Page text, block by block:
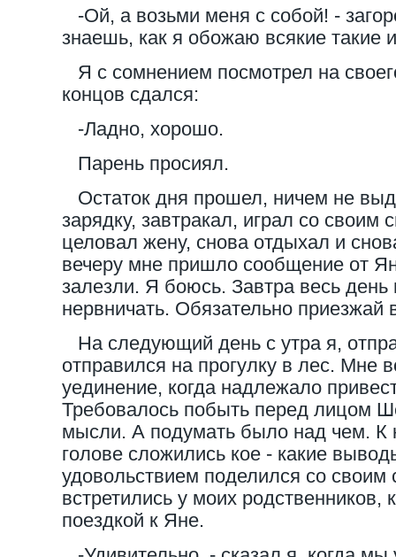
-Ой, а возьми меня с собой! -
знаешь, как я обожаю всякие такие
Я с сомнением посмотрел на
концов сдался:
-Ладно, хорошо.
Парень просиял.
Остаток дня прошел, ничем не
зарядку, завтракал, играл со
целовал жену, снова отдыхал и
вечеру мне пришло сообщение от
залезли. Я боюсь. Завтра весь день
нервничать. Обязательно приезжай
На следующий день с утра я,
отправился на прогулку в лес. Мне
уединение, когда надлежало
Требовалось побыть перед лицом
мысли. А подумать было над чем. К
голове сложились кое - какие
удовольствием поделился со
встретились у моих родственников,
поездкой к Яне.